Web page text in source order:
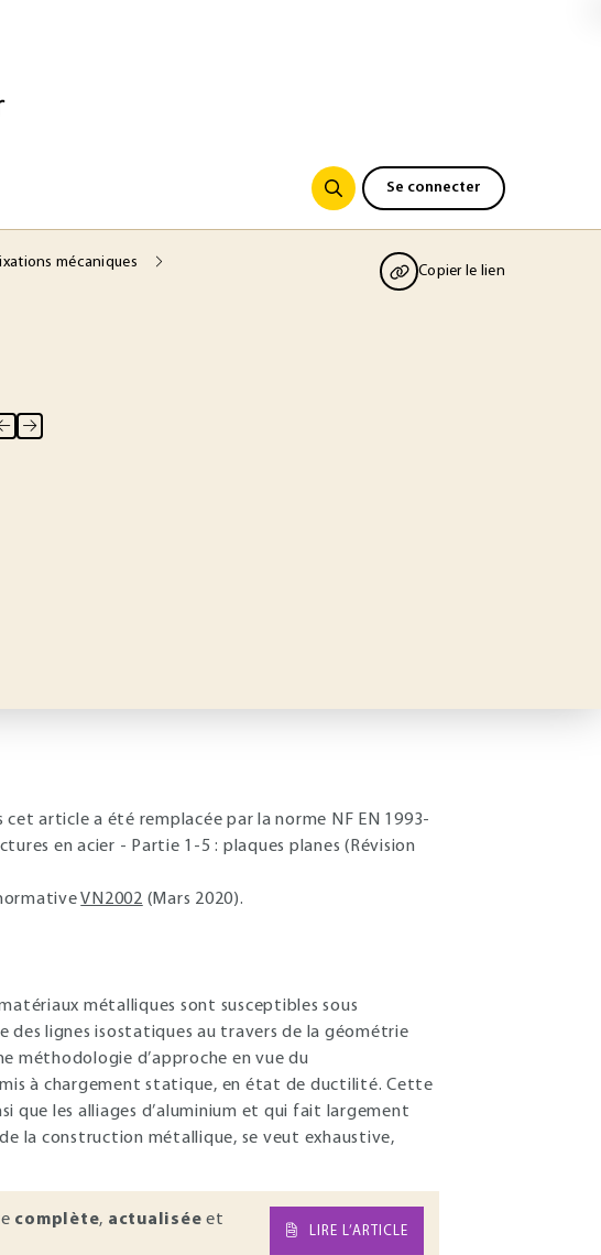
Se connecter
mécaniques
Copier le lien
article a été remplacée par la norme NF EN 1993-
en acier - Partie 1-5 : plaques planes (Révision
VN2002 (Mars 2020).
métalliques sont susceptibles sous
lignes isostatiques au travers de la géométrie
méthodologie d’approche en vue du
à chargement statique, en état de ductilité. Cette
que les alliages d’aluminium et qui fait largement
la construction métallique, se veut exhaustive,
complète, actualisée et
LIRE L’ARTICLE